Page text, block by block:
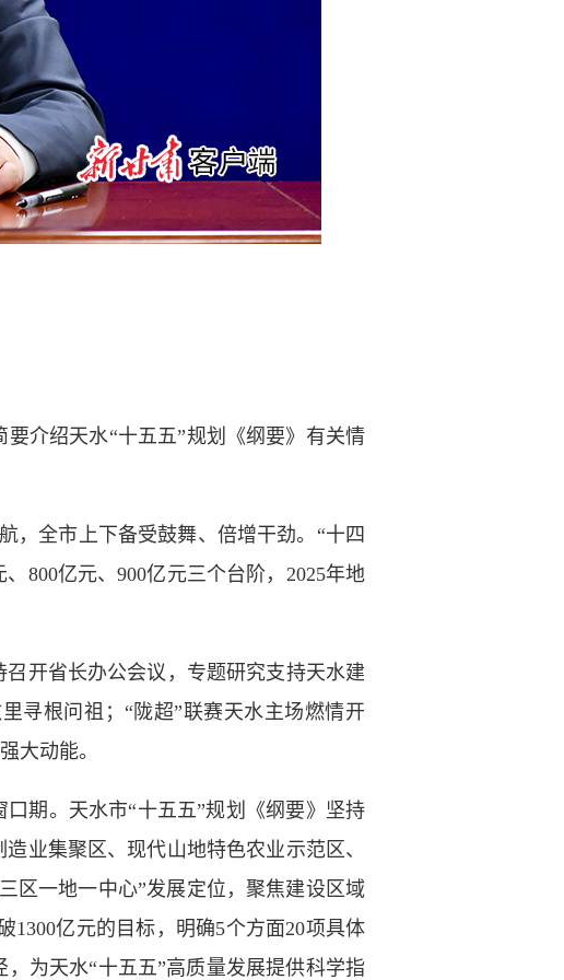
介绍天水“十五五”规划《纲要》有关情
全市上下备受鼓舞、倍增干劲。“十四
800亿元、900亿元三个台阶，2025年地
开省长办公会议，专题研究支持天水建
寻根问祖；“陇超”联赛天水主场燃情开
大动能。
期。天水市“十五五”规划《纲要》坚持
业集聚区、现代山地特色农业示范区、
区一地一中心”发展定位，聚焦建设区域
1300亿元的目标，明确5个方面20项具体
为天水“十五五”高质量发展提供科学指